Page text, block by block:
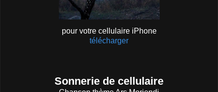
pour votre cellulaire iPhone
télécharger
Sonnerie de cellulaire